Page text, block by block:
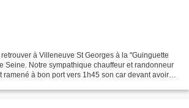
à Villeneuve St Georges à la "Guinguette
Seine. Notre sympathique chauffeur et randonneur
ramené à bon port vers 1h45 son car devant avoir